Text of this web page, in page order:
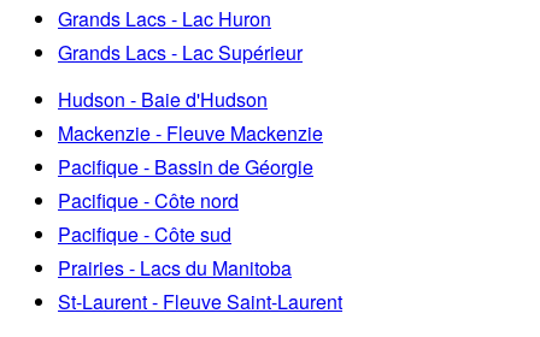
Grands Lacs - Lac Huron
Grands Lacs - Lac Supérieur
Hudson - Baie d'Hudson
Mackenzie - Fleuve Mackenzie
Pacifique - Bassin de Géorgie
Pacifique - Côte nord
Pacifique - Côte sud
Prairies - Lacs du Manitoba
St-Laurent - Fleuve Saint-Laurent